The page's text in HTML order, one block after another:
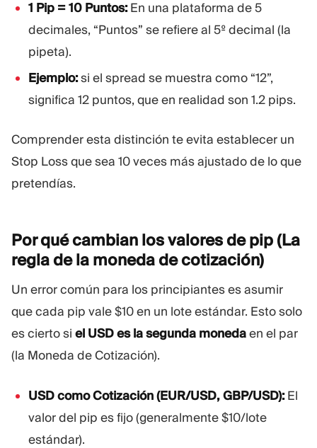
1 Pip = 10 Puntos:En una plataforma de 5
decimales, “Puntos” se refiere al 5º decimal (la
pipeta).
Ejemplo:si el spread se muestra como “12”,
significa 12 puntos, que en realidad son 1.2 pips.
Comprender esta distinción te evita establecer un
Stop Loss que sea 10 veces más ajustado de lo que
pretendías.
Por qué cambian los valores de pip (La
regla de la moneda decotización)
Un error común para los principiantes es asumir
que cada pip vale $10 en un lote estándar. Esto solo
es cierto si el USD es la segunda monedaen el par
(la Moneda de Cotización).
USD como Cotización (EUR/USD, GBP/USD):El
valor del pip es fijo (generalmente $10/lote
estándar).